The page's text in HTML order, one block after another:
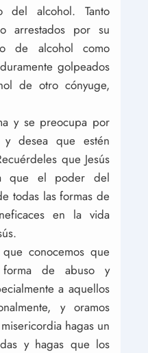
del alcohol. Tanto
arrestados por su
de alcohol como
golpeados
de otro cónyuge,
y se preocupa por
y desea que estén
que Jesús
que el poder del
todas las formas de
en la vida
conocemos que
de abuso y
a aquellos
y oramos
hagas un
y hagas que los